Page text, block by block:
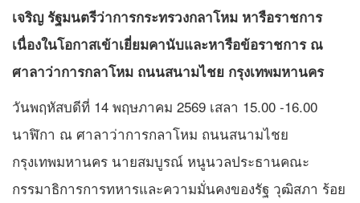
เจริญ รัฐมนตรีว่าการกระทรวงกลาโหม หารือราชการ
เนื่องในโอกาสเข้าเยี่ยมคานับและหารือข้อราชการ ณ
ศาลาว่าการกลาโหม ถนนสนามไชย กรุงเทพมหานคร
วันพฤหัสบดีที่ 14 พฤษภาคม 2569 เสลา 15.00 -16.00
นาฬิกา ณ ศาลาว่าการกลาโหม ถนนสนามไชย
กรุงเทพมหานคร นายสมบูรณ์ หนูนวลประธานคณะ
กรรมาธิการการทหารและความมั่นคงของรัฐ วุฒิสภา ร้อย